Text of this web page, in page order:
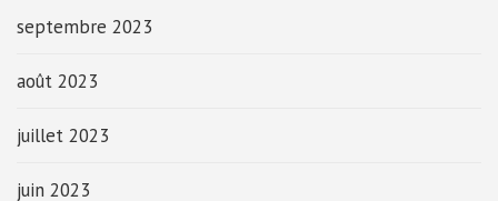
septembre 2023
août 2023
juillet 2023
juin 2023